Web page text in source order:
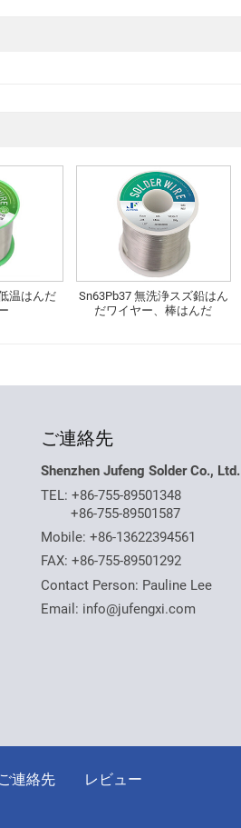
温はんだ
Sn63Pb37 無洗浄スズ鉛はん
だワイヤー、棒はんだ
ご連絡先
Shenzhen Jufeng Solder Co., Ltd.
TEL:+86-755-89501348
+86-755-89501587
Mobile:+86-13622394561
FAX: +86-755-89501292
Contact Person: Pauline Lee
Email: info@jufengxi.com
ご連絡先 レビュー